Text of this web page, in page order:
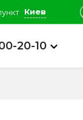
Киев
20-10